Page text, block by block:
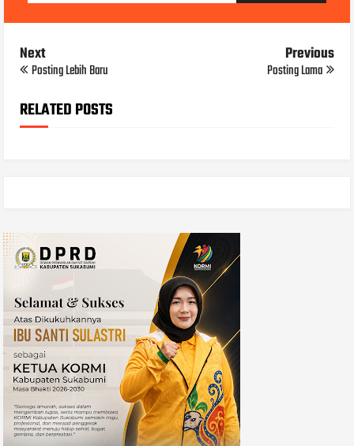
Next
Posting Lebih Baru
Previous
Posting Lama
RELATED POSTS